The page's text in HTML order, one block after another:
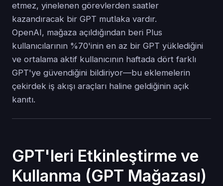
etmez, yinelenen görevlerden saatler
kazandıracak bir GPT mutlaka vardır.
OpenAI, mağaza açıldığından beri Plus
kullanıcılarının %70'inin en az bir GPT yüklediğini
ve ortalama aktif kullanıcının haftada dört farklı
GPT'ye güvendiğini bildiriyor—bu eklemelerin
çekirdek iş akışı araçları haline geldiğinin açık
kanıtı.
GPT'leri Etkinleştirme ve
Kullanma (GPT Mağazası)